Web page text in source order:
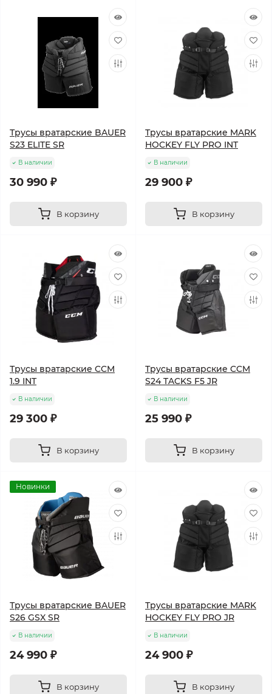
Трусы вратарские BAUER
S23 ELITE SR
В наличии
30 990 ₽
В корзину
Трусы вратарские MARK
HOCKEY FLY PRO INT
В наличии
29 900 ₽
В корзину
Трусы вратарские CCM
1.9 INT
В наличии
29 300 ₽
В корзину
Трусы вратарские CCM
S24 TACKS F5 JR
В наличии
25 990 ₽
В корзину
Новинки
Трусы вратарские BAUER
S26 GSX SR
В наличии
24 990 ₽
В корзину
Трусы вратарские MARK
HOCKEY FLY PRO JR
В наличии
24 900 ₽
В корзину